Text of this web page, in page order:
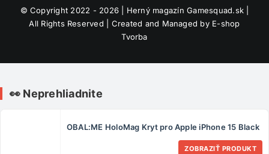
© Copyright 2022 - 2026 | Herný magazínGamesquad.sk
All Rights Reserved | Created and Managed by E-shop
Tvorba
👀 Neprehliadnite
OBAL:ME HoloMag Kryt pro Apple iPhone 15 Black
ZOBRAZIŤ PRODUKT